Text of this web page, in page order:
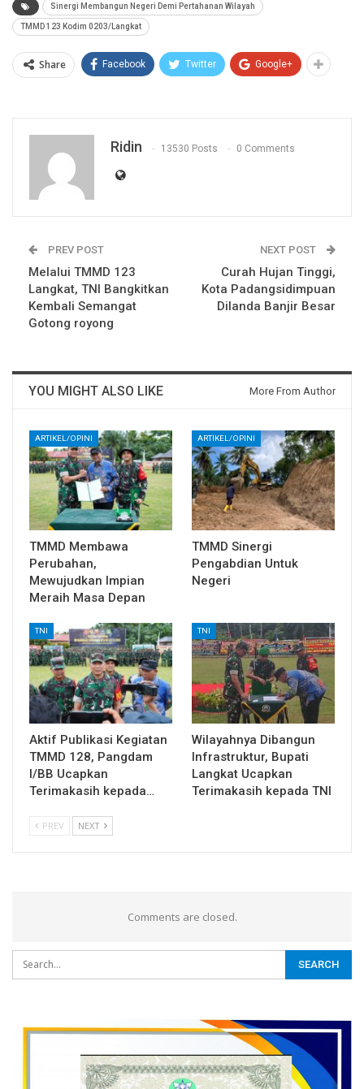
Sinergi Membangun Negeri Demi Pertahanan Wilayah
TMMD 123 Kodim 0203/Langkat
Share Facebook Twitter Google+
Ridin 13530 Posts 0 Comments
PREV POST
Melalui TMMD 123
Langkat, TNI Bangkitkan
Kembali Semangat
Gotong royong
NEXT POST
Curah Hujan Tinggi,
Kota Padangsidimpuan
Dilanda Banjir Besar
YOU MIGHT ALSO LIKE More From Author
ARTIKEL/OPINI
TMMD Membawa
Perubahan,
Mewujudkan Impian
Meraih Masa Depan
ARTIKEL/OPINI
TMMD Sinergi
Pengabdian Untuk
Negeri
TNI
Aktif Publikasi Kegiatan
TMMD 128, Pangdam
I/BB Ucapkan
Terimakasih kepada…
TNI
Wilayahnya Dibangun
Infrastruktur, Bupati
Langkat Ucapkan
Terimakasih kepada TNI
PREV NEXT
Comments are closed.